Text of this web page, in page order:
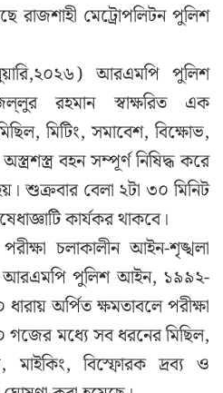
রাজশাহী মেট্রোপলিটন পুলিশ
আরএমপি পুলিশ
রহমান স্বাক্ষরিত এক
মিটিং, সমাবেশ, বিক্ষোভ,
বহন সম্পূর্ণ নিষিদ্ধ করে
শুক্রবার বেলা ২টা ৩০ মিনিট
কার্যকর থাকবে।
চলাকালীন আইন-শৃঙ্খলা
আরএমপি পুলিশ আইন, ১৯৯২-
অর্পিত ক্ষমতাবলে পরীক্ষা
গজের মধ্যে সব ধরনের মিছিল,
মাইকিং, বিস্ফোরক দ্রব্য ও